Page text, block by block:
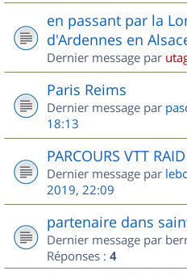
en passant par la
d'Ardennes en
Dernier message par
Paris Reims
Dernier message par
18:13
PARCOURS VTT
Dernier message par
2019, 22:09
partenaire dans
Dernier message par
Réponses : 4